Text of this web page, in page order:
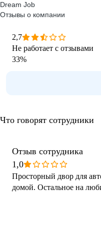
Dream Job
Отзывы о компании
2,7
Не работает с отзывами
33%
Что говорят сотрудники
Отзыв сотрудника
1,0
Просторный двор для
домой. Остальное на